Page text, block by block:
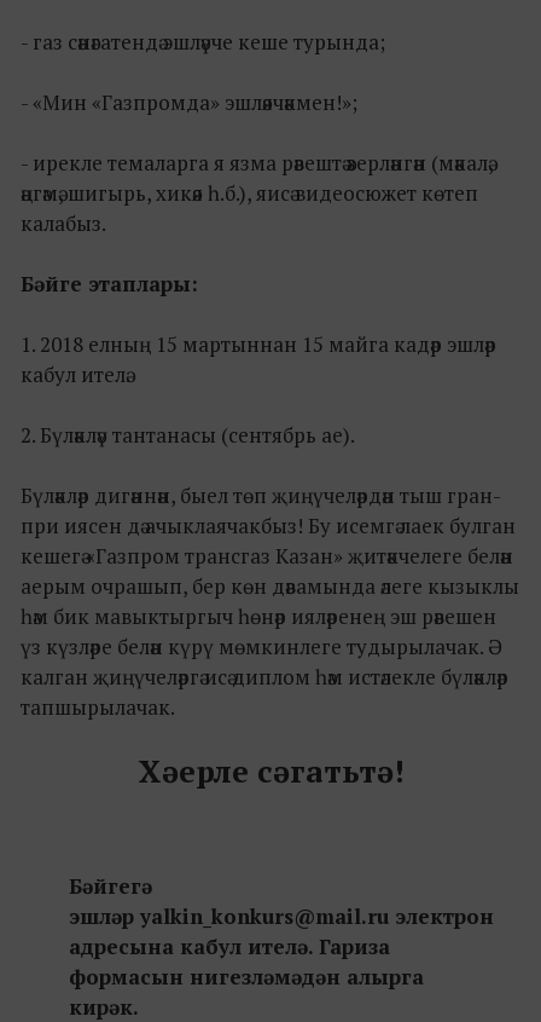
- газ сәнәгатендә эшләүче кеше турында;
- «Мин «Газпромда» эшләячәкмен!»;
- ирекле темаларга я язма рәвештә әзерләнгән (мәкалә,
әңгәмә, шигырь, хикәя һ.б.), яисә видеосюжет көтеп
калабыз.
Бәйге этаплары:
1. 2018 елның 15 мартыннан 15 майга кадәр эшләр
кабул ителә.
2. Бүләкләү тантанасы (сентябрь ае).
Бүләкләр дигәннән, быел төп җиңүчеләрдән тыш гран-
при иясен дә ачыклаячакбыз! Бу исемгә лаек булган
кешегә «Газпром трансгаз Казан» җитәкчелеге белән
аерым очрашып, бер көн дәвамында әлеге кызыклы
һәм бик мавыктыргыч һөнәр ияләренең эш рәвешен
үз күзләре белән күрү мөмкинлеге тудырылачак. Ә
калган җиңүчеләргә исә диплом һәм истәлекле бүләкләр
тапшырылачак.
Хәерле сәгатьтә!
Бәйгегә
эшләр yalkin_konkurs@mail.ru электрон
адресына кабул ителә. Гариза
формасын нигезләмәдән алырга
кирәк.